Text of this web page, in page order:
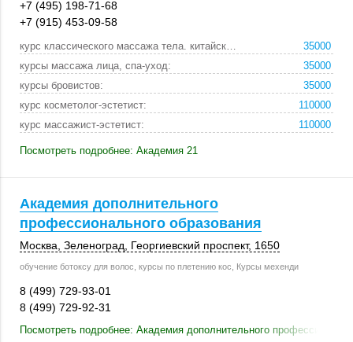
+7 (495) 198-71-68
+7 (915) 453-09-58
курс классического массажа тела. китайская акупунк:
35000
курсы массажа лица, спа-уход:
35000
курсы бровистов:
35000
курс косметолог-эстетист:
110000
курс массажист-эстетист:
110000
Посмотреть подробнее: Академия 21
Академия дополнительного
профессионального образования
Москва Зеленоград , Георгиевский проспект, 1650
обучение ботоксу для волос, курсы по плетению кос, Курсы мехенди
8 (499) 729-93-01
8 (499) 729-92-31
Посмотреть подробнее: Академия дополнительного